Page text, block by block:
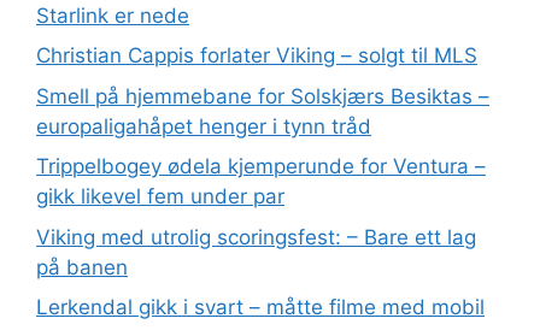
Starlink er nede
Christian Cappis forlater Viking – solgt til MLS
Smell på hjemmebane for Solskjærs Besiktas –
europaligahåpet henger i tynn tråd
Trippelbogey ødela kjemperunde for Ventura –
gikk likevel fem under par
Viking med utrolig scoringsfest: – Bare ett lag
på banen
Lerkendal gikk i svart – måtte filme med mobil